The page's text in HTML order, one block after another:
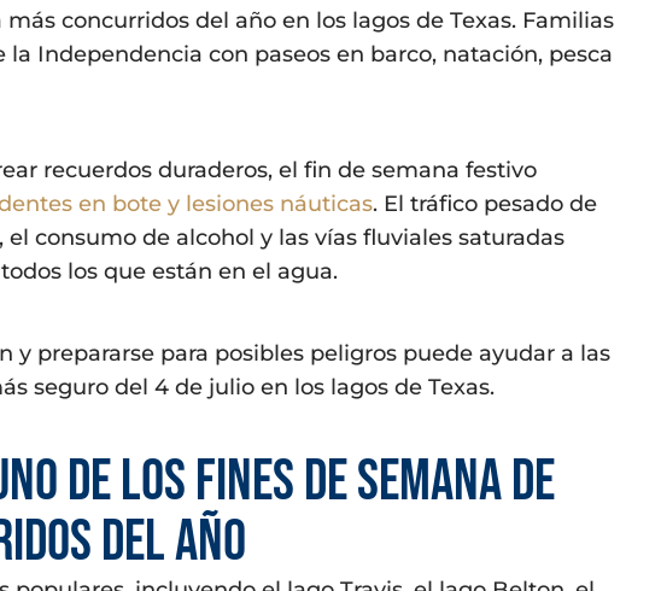
concurridos del año en los lagos de Texas. Familias
Independencia con paseos en barco, natación, pesca
recuerdos duraderos, el fin de semana festivo
en bote y lesiones náuticas. El tráfico pesado de
consumo de alcohol y las vías fluviales saturadas
los que están en el agua.
prepararse para posibles peligros puede ayudar a las
seguro del 4 de julio en los lagos de Texas.
de los fines de semana de
del año